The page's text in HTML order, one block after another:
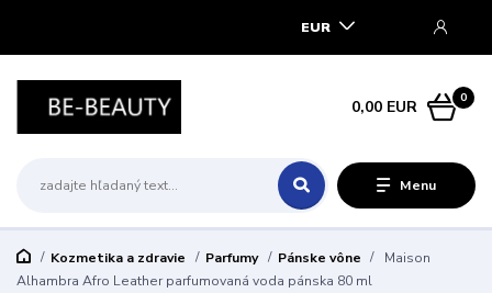
Menu
EUR
0
0,00 EUR
Kozmetika a zdravie Parfumy Pánske vône
Maison
Alhambra Afro Leather parfumovaná voda pánska 80 ml